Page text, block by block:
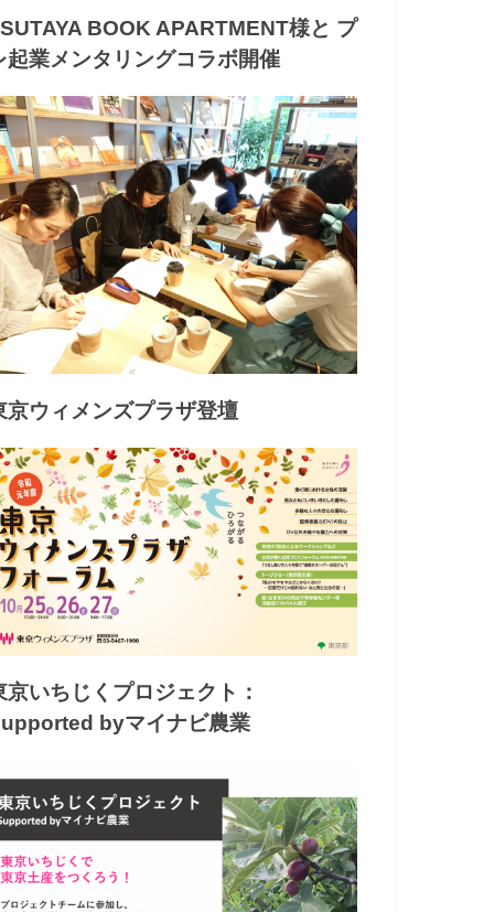
BOOK APARTMENT様と プ
起業メンタリングコラボ開催
京ウィメンズプラザ登壇
京いちじくプロジェクト：
byマイナビ農業